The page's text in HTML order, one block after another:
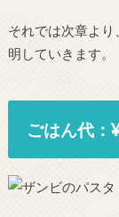
それでは次章よ
明していきます。
ごはん代：